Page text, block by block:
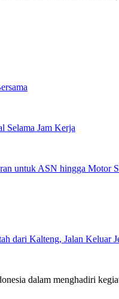
Selama Jam Kerja
untuk ASN hingga Motor
dari Kalteng, Jalan Keluar